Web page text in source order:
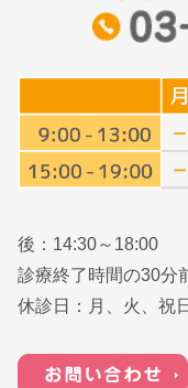
後：14:30～18:00
診療終了時間の30分
休診日：月、火、祝日